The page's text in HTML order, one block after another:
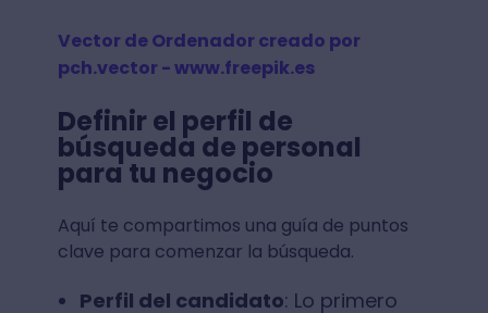
Vector de Ordenador creado por
pch.vector - www.freepik.es
Definir el perfil de
búsqueda de personal
para tu negocio
Aquí te compartimos una guía de puntos
clave para comenzar la búsqueda.
Perfil del candidato: Lo primero